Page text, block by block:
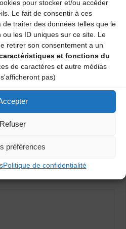
pour stocker et/ou accéder
Le fait de consentir à ces
traiter des données telles que le
les ID uniques sur ce site. Le
retirer son consentement a un
et fonctions du
de caractères et autre médias
pas)
Refuser
préférences
Politique de confidentialité
dîner avant de danser !
trio Olivier Durif Jean-Pierre
Bal trad à St Paul des Landes
publiée.
Les champs obligatoires